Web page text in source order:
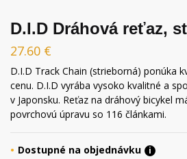
D.I.D Dráhová reťaz,
27.60 €
D.I.D Track Chain (strieborná) ponúka
cenu. D.I.D vyrába vysoko kvalitné a
v Japonsku. Reťaz na dráhový bicykel
povrchovú úpravu so 116 článkami.
Dostupné na objednávku
i